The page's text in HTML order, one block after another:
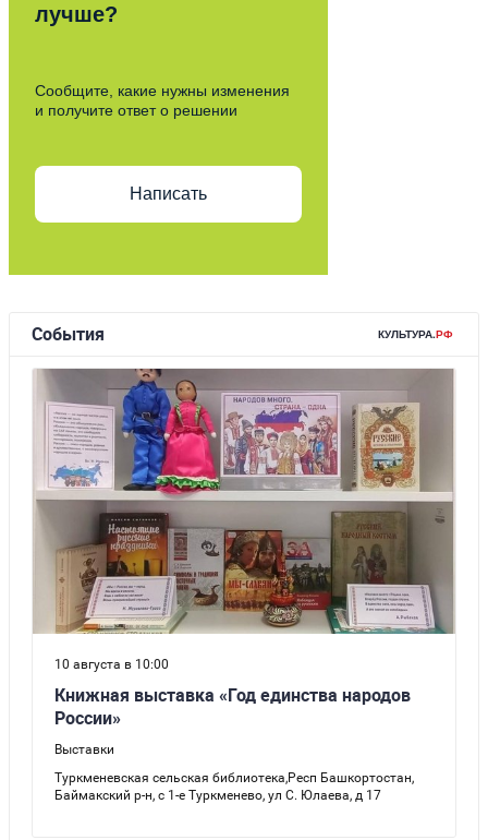
лучше?
Сообщите, какие нужны изменения
и получите ответ о решении
Написать